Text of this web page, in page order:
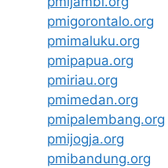
pmigorontalo.org
pmimaluku.org
pmipapua.org
pmiriau.org
pmimedan.org
pmipalembang.org
pmijogja.org
pmibandung.org